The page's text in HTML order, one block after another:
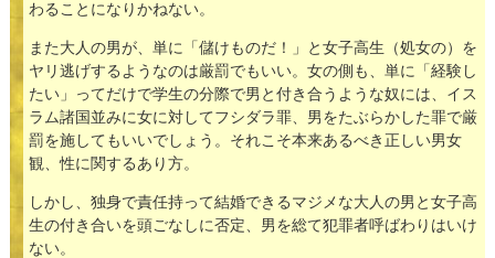
わることになりかねない。
また大人の男が、単に「儲けものだ！」と女子高生（処女の）を
ヤリ逃げするようなのは厳罰でもいい。女の側も、単に「経験し
たい」ってだけで学生の分際で男と付き合うような奴には、イス
ラム諸国並みに女に対してフシダラ罪、男をたぶらかした罪で厳
罰を施してもいいでしょう。それこそ本来あるべき正しい男女
観、性に関するあり方。
しかし、独身で責任持って結婚できるマジメな大人の男と女子高
生の付き合いを頭ごなしに否定、男を総て犯罪者呼ばわりはいけ
ない。